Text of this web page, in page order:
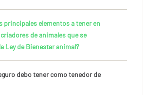
principales elementos a tener en
de animales que se
Ley de Bienestar animal?
debo tener como tenedor de